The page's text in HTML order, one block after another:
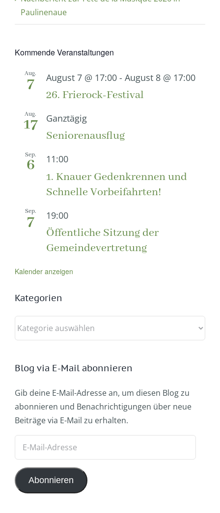
Paulinenaue
Kommende Veranstaltungen
Aug.
7 August 7 @ 17:00 - August 8 @ 17:00
26. Frierock-Festival
Aug.
17 Ganztägig
Seniorenausflug
Sep.
6 11:00
1. Knauer Gedenkrennen und
Schnelle Vorbeifahrten!
Sep.
7 19:00
Öffentliche Sitzung der
Gemeindevertretung
Kalender anzeigen
Kategorien
Kategorien
Blog via E-Mail abonnieren
Gib deine E-Mail-Adresse an, um diesen Blog zu
abonnieren und Benachrichtigungen über neue
Beiträge via E-Mail zu erhalten.
Adresse
Abonnieren